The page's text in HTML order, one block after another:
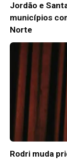
Jordão e
municípios
Norte
Rodri muda